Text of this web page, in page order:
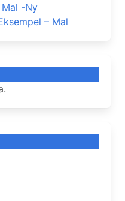
Mal -Ny
– Mal